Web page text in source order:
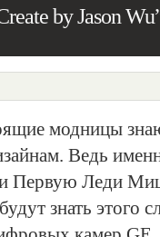
by Jason
модницы
Ведь
Первую Леди
знать этого